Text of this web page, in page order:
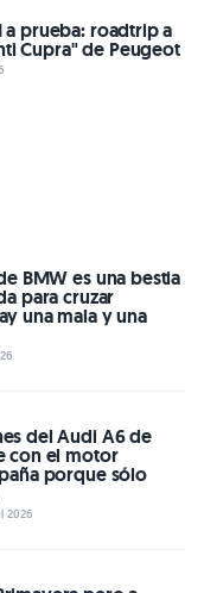
a prueba: roadtrip a
Cupra" de Peugeot
BMW es una bestia
para cruzar
una mala y una
del Audi A6 de
con el motor
porque sólo
2026